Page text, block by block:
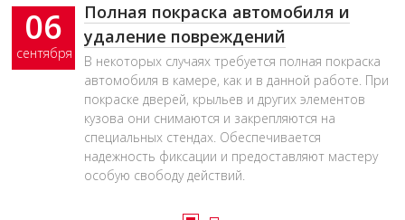
06
сентября
Полная покраска автомобиля и
удаление повреждений
В некоторых случаях требуется полная покраска
автомобиля в камере, как и в данной работе. При
покраске дверей, крыльев и других элементов
кузова они снимаются и закрепляются на
специальных стендах. Обеспечивается
надежность фиксации и предоставляют мастеру
особую свободу действий.
06
сентября
Пример выполненной работы:
Honda Civic
Как видно на фото пострадали следущие детали :
крышка багажника ,бампер крыло правое заднее,
задняя панель кузова включая смятый пол
багажника.